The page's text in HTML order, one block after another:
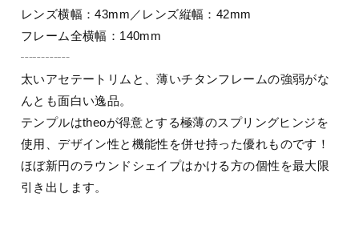
レンズ横幅：43mm／レンズ縦幅：42mm
フレーム全横幅：140mm
┄┄┄┄
太いアセテートリムと、薄いチタンフレームの強弱がな
んとも面白い逸品。
テンプルはtheoが得意とする極薄のスプリングヒンジを
使用、デザイン性と機能性を併せ持った優れものです！
ほぼ新円のラウンドシェイプはかける方の個性を最大限
引き出します。